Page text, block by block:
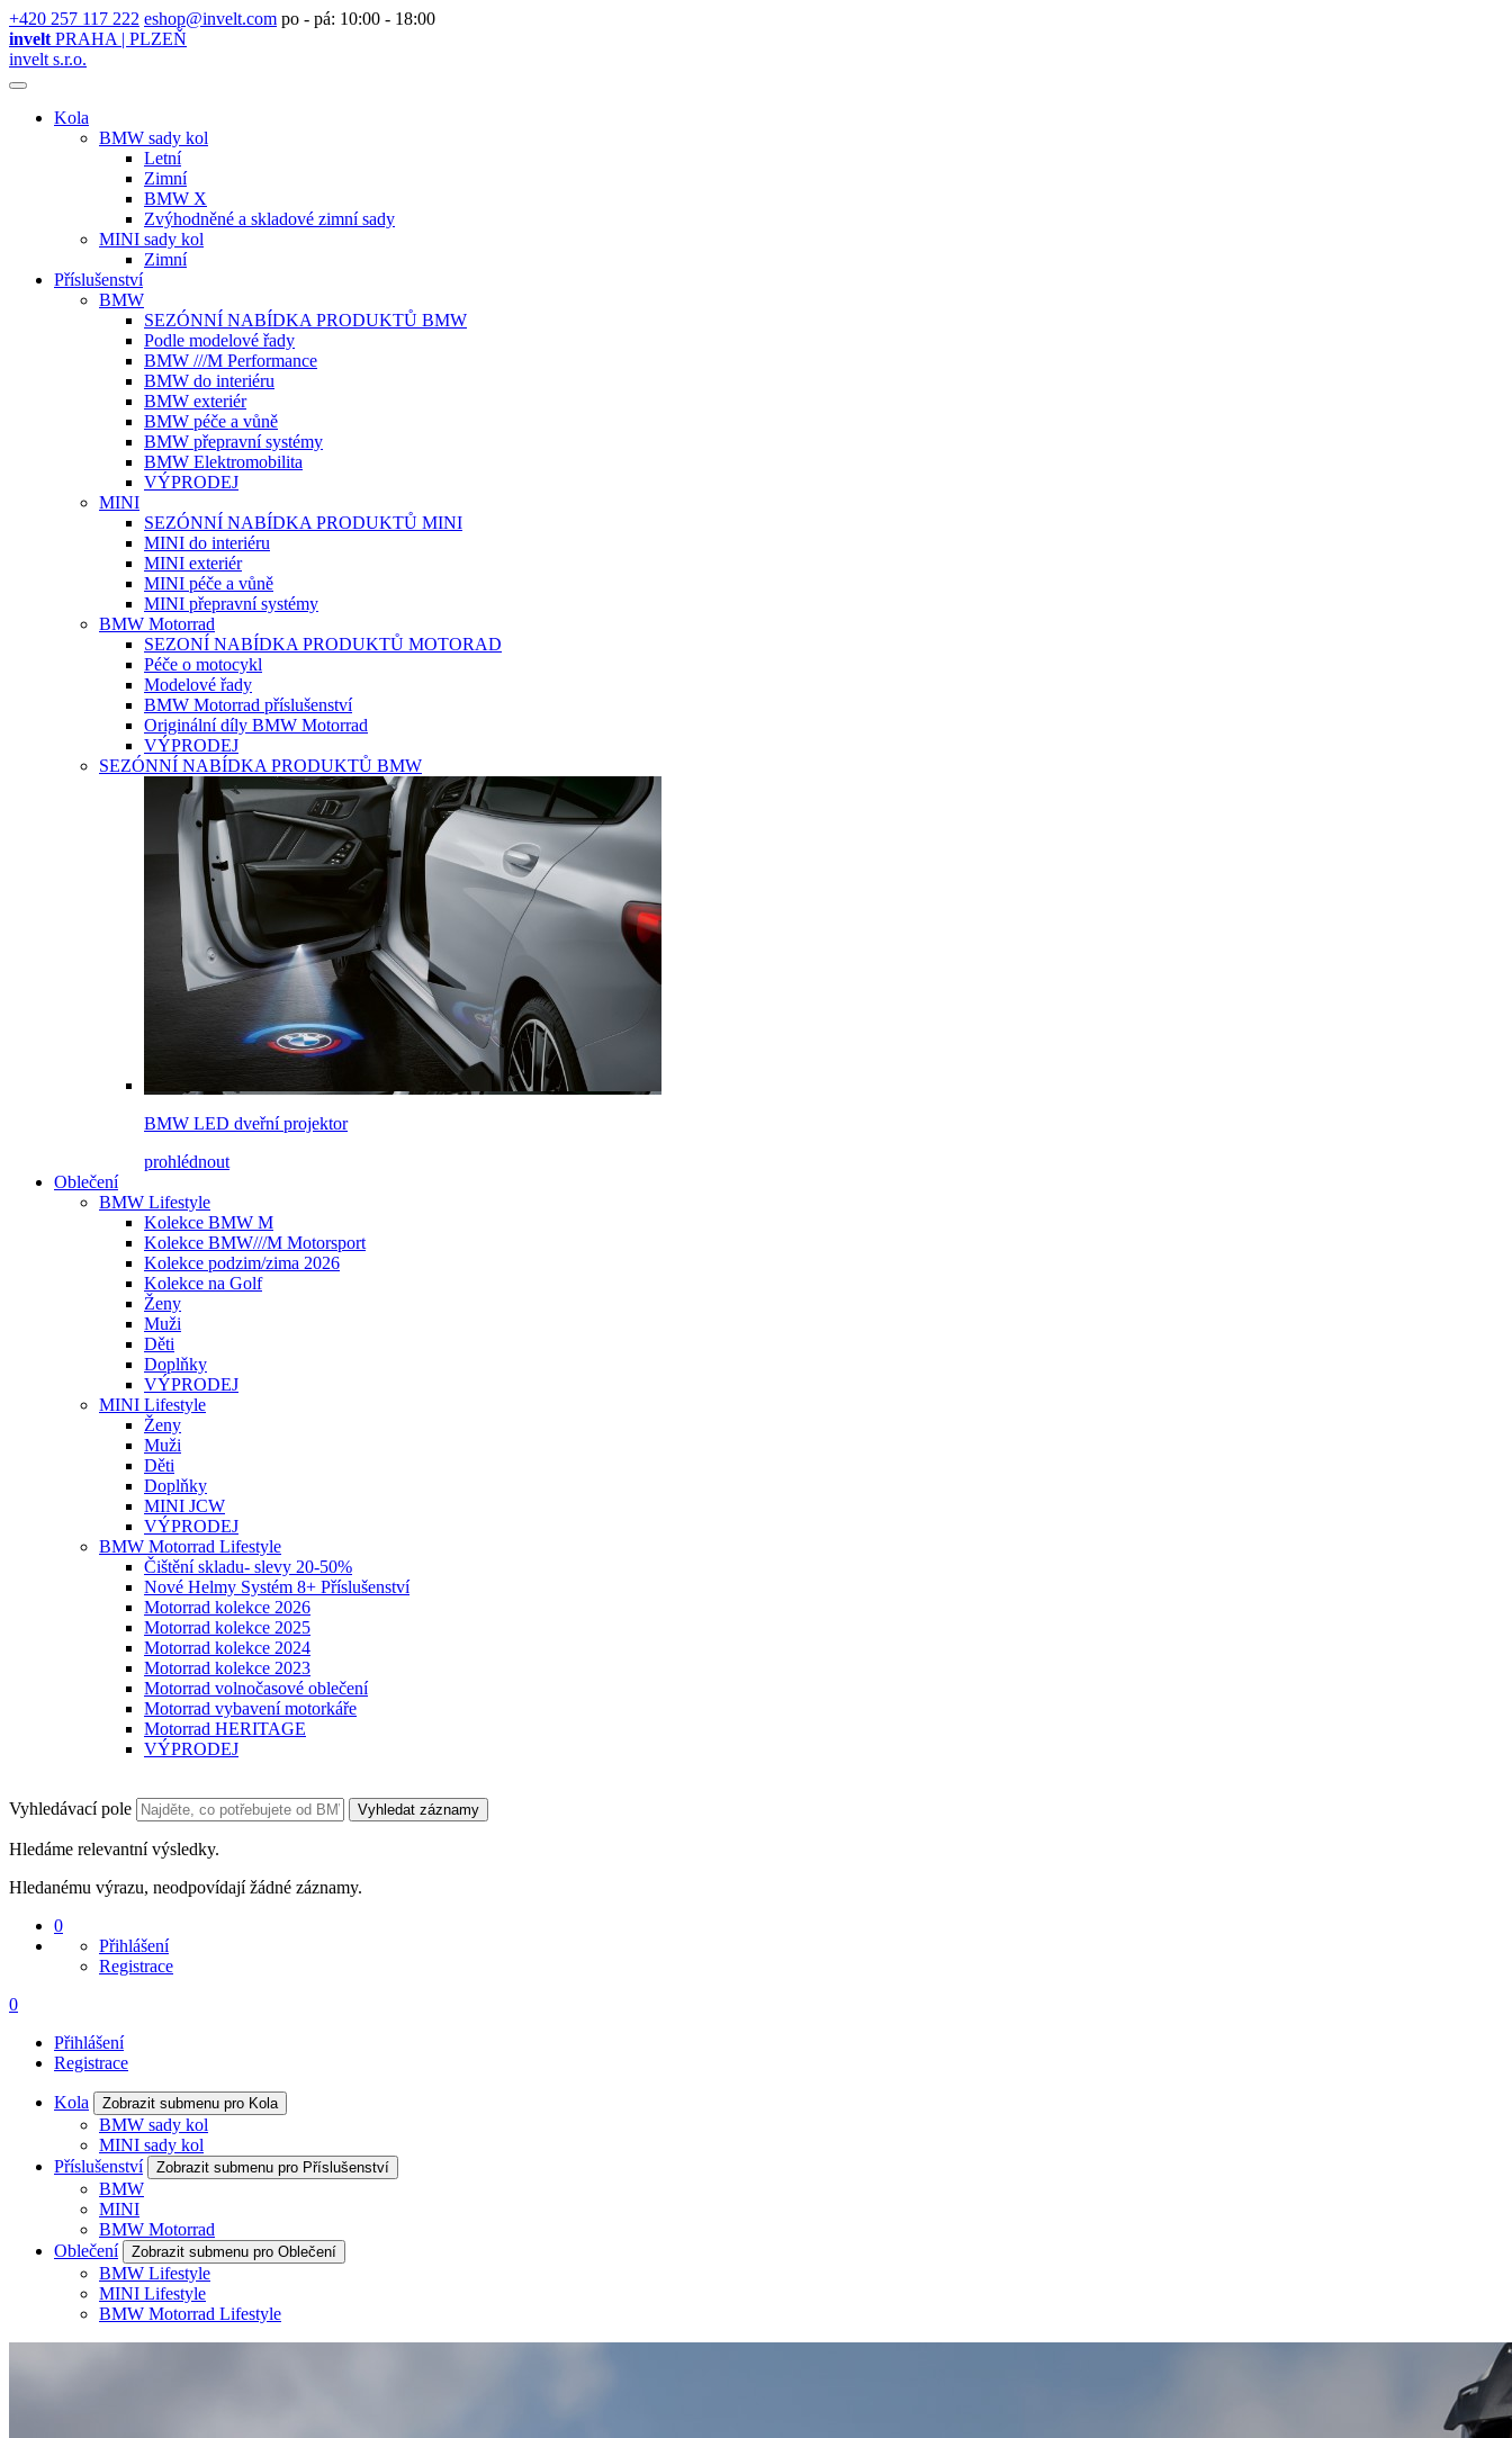
+420 257 117 222 eshop@invelt.com po - pá: 10:00 - 18:00
invelt PRAHA | PLZEŇ
invelt s.r.o.
Kola
BMW sady kol
Letní
Zimní
BMW X
Zvýhodněné a skladové zimní sady
MINI sady kol
Zimní
Příslušenství
BMW
SEZÓNNÍ NABÍDKA PRODUKTŮ BMW
Podle modelové řady
BMW ///M Performance
BMW do interiéru
BMW exteriér
BMW péče a vůně
BMW přepravní systémy
BMW Elektromobilita
VÝPRODEJ
MINI
SEZÓNNÍ NABÍDKA PRODUKTŮ MINI
MINI do interiéru
MINI exteriér
MINI péče a vůně
MINI přepravní systémy
BMW Motorrad
SEZONÍ NABÍDKA PRODUKTŮ MOTORAD
Péče o motocykl
Modelové řady
BMW Motorrad příslušenství
Originální díly BMW Motorrad
VÝPRODEJ
SEZÓNNÍ NABÍDKA PRODUKTŮ BMW
BMW LED dveřní projektor
prohlédnout
Oblečení
BMW Lifestyle
Kolekce BMW M
Kolekce BMW///M Motorsport
Kolekce podzim/zima 2026
Kolekce na Golf
Ženy
Muži
Děti
Doplňky
VÝPRODEJ
MINI Lifestyle
Ženy
Muži
Děti
Doplňky
MINI JCW
VÝPRODEJ
BMW Motorrad Lifestyle
Čištění skladu- slevy 20-50%
Nové Helmy Systém 8+ Příslušenství
Motorrad kolekce 2026
Motorrad kolekce 2025
Motorrad kolekce 2024
Motorrad kolekce 2023
Motorrad volnočasové oblečení
Motorrad vybavení motorkáře
Motorrad HERITAGE
VÝPRODEJ
Vyhledávací pole Vyhledat záznamy
Hledáme relevantní výsledky.
Hledanému výrazu, neodpovídají žádné záznamy.
0
Přihlášení
Registrace
0
Přihlášení
Registrace
Kola Zobrazit submenu pro Kola
BMW sady kol
MINI sady kol
Příslušenství
Zobrazit submenu pro Příslušenství
BMW
MINI
BMW Motorrad
Oblečení
Zobrazit submenu pro Oblečení
BMW Lifestyle
MINI Lifestyle
BMW Motorrad Lifestyle